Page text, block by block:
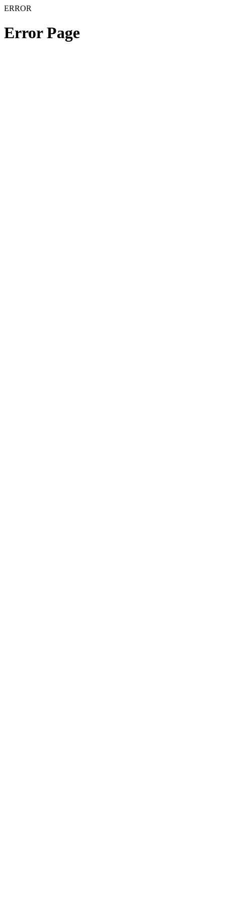
ERROR
Error Page